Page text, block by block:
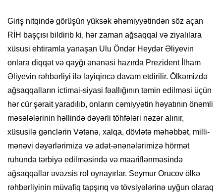
Giriş nitqində görüşün yüksək əhəmiyyətindən söz açan
RİH başçısı bildirib ki, hər zaman ağsaqqal və ziyalılara
xüsusi ehtiramla yanaşan Ulu Öndər Heydər Əliyevin
onlara diqqət və qayğı ənənəsi hazırda Prezident İlham
Əliyevin rəhbərliyi ilə layiqincə davam etdirilir. Ölkəmizdə
ağsaqqalların ictimai-siyasi fəallığının təmin edilməsi üçün
hər cür şərait yaradılıb, onların cəmiyyətin həyatının önəmli
məsələlərinin həllində dəyərli töhfələri nəzər alınır,
xüsusilə gənclərin Vətənə, xalqa, dövlətə məhəbbət, milli-
mənəvi dəyərlərimizə və adət-ənənələrimizə hörmət
ruhunda tərbiyə edilməsində və maariflənməsində
ağsaqqallar əvəzsis rol oynayırlar. Seymur Orucov ölkə
rəhbərliyinin müvafiq tapşırıq və tövsiyələrinə uyğun olaraq